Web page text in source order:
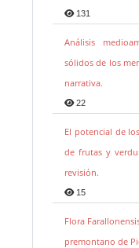
131
Análisis
sólidos de los
narrativa.
22
El potencial de
de frutas y
revisión.
15
Flora
premontano de